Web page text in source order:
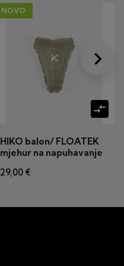
NOVO
compare_arrows
HIKO balon/ FLOATEK
mjehur na napuhavanje
29,00 €
Dalje
keyboard_arrow_right